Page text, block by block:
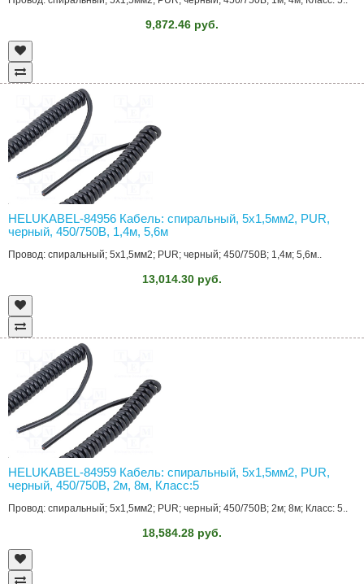
9,872.46 руб.
HELUKABEL-84956 Кабель: спиральный, 5x1,5мм2, PUR,
черный, 450/750В, 1,4м, 5,6м
Провод: спиральный; 5x1,5мм2; PUR; черный; 450/750В; 1,4м; 5,6м..
13,014.30 руб.
HELUKABEL-84959 Кабель: спиральный, 5x1,5мм2, PUR,
черный, 450/750В, 2м, 8м, Класс:5
Провод: спиральный; 5x1,5мм2; PUR; черный; 450/750В; 2м; 8м; Класс: 5..
18,584.28 руб.